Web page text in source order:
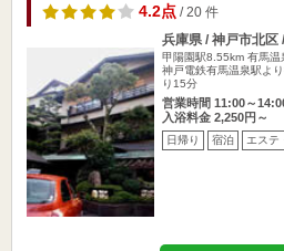
4.2点/ 20 件
兵庫県 / 神戸市北区
甲陽園駅8.55km 有馬温
神戸電鉄有馬温泉駅よ
り15分
営業時間 11:00～
入浴料金 2,250円～
日帰り 宿泊 エステ